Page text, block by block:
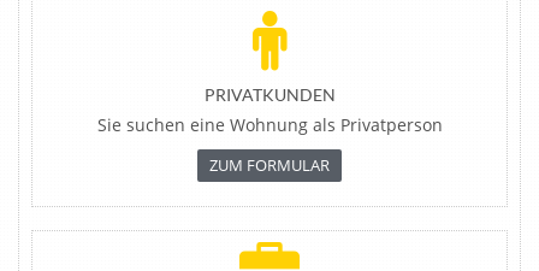
PRIVATKUNDEN
Sie suchen eine Wohnung als Privatperson
ZUM FORMULAR